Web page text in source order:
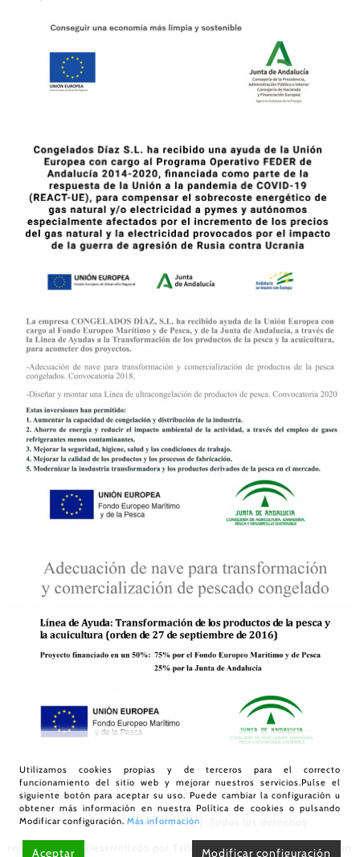
© Díaz Food Solutions2026 | Todos los derechos
reservados | Desarrollado por
Taller Empresarial 2.0 Trabaja con
Utilizamos cookies propias y de terceros para el correcto
funcionamiento del sitio web y mejorar nuestros servicios.Pulse el
siguiente botón para aceptar su uso. Puede cambiar la configuración u
obtener más información en nuestraPolítica de cookies o pulsando
Modificar configuración. Más información
Aceptar Modificar configuración